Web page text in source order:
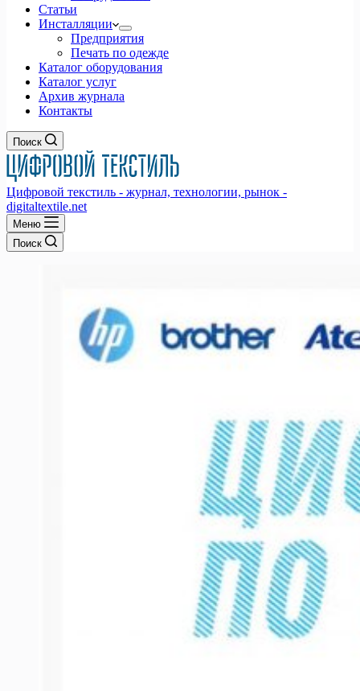
Статьи
Инсталляции
Предприятия
Печать по одежде
Каталог оборудования
Каталог услуг
Архив журнала
Контакты
Поиск
Цифровой текстиль - журнал, технологии, рынок -
digitaltextile.net
Меню
Поиск